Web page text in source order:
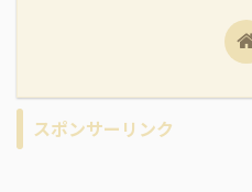
スポンサーリンク